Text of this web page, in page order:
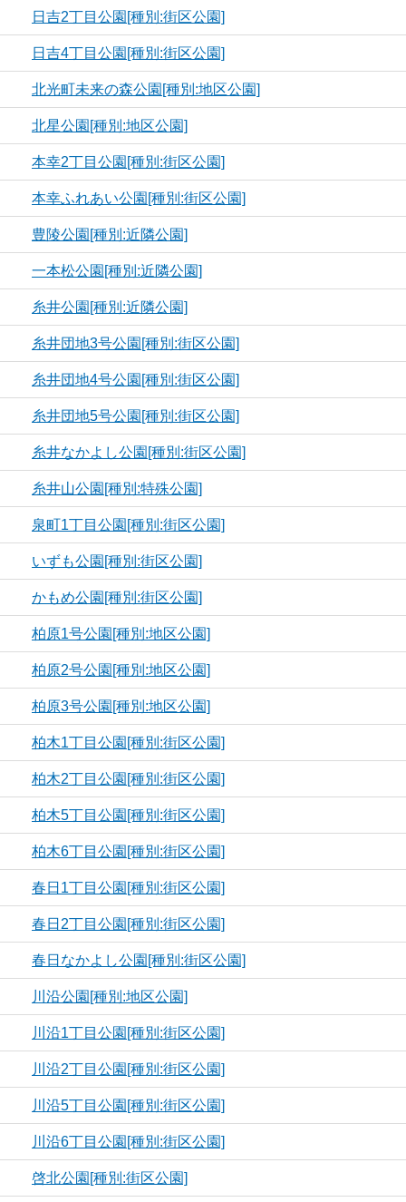
日吉2丁目公園[種別:街区公園]
日吉4丁目公園[種別:街区公園]
北光町未来の森公園[種別:地区公園]
北星公園[種別:地区公園]
本幸2丁目公園[種別:街区公園]
本幸ふれあい公園[種別:街区公園]
豊陵公園[種別:近隣公園]
一本松公園[種別:近隣公園]
糸井公園[種別:近隣公園]
糸井団地3号公園[種別:街区公園]
糸井団地4号公園[種別:街区公園]
糸井団地5号公園[種別:街区公園]
糸井なかよし公園[種別:街区公園]
糸井山公園[種別:特殊公園]
泉町1丁目公園[種別:街区公園]
いずも公園[種別:街区公園]
かもめ公園[種別:街区公園]
柏原1号公園[種別:地区公園]
柏原2号公園[種別:地区公園]
柏原3号公園[種別:地区公園]
柏木1丁目公園[種別:街区公園]
柏木2丁目公園[種別:街区公園]
柏木5丁目公園[種別:街区公園]
柏木6丁目公園[種別:街区公園]
春日1丁目公園[種別:街区公園]
春日2丁目公園[種別:街区公園]
春日なかよし公園[種別:街区公園]
川沿公園[種別:地区公園]
川沿1丁目公園[種別:街区公園]
川沿2丁目公園[種別:街区公園]
川沿5丁目公園[種別:街区公園]
川沿6丁目公園[種別:街区公園]
啓北公園[種別:街区公園]